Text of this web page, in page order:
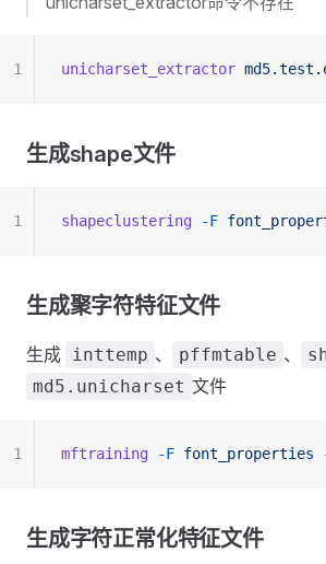
unicharset_extractor
1
生成shape文件
shapeclustering -F
1
生成聚字符特征文件
生成 inttemp 、 pffmtable 、
md5.unicharset 文件
mftraining -F font_properties
1
生成字符正常化特征文件